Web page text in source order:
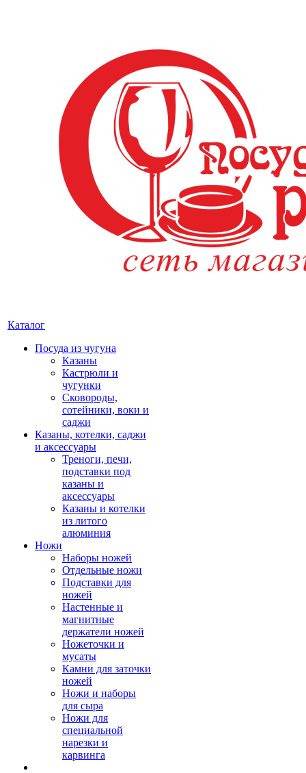
Каталог
Посуда из чугуна
Казаны
Кастрюли и
чугунки
Сковороды,
сотейники, воки и
саджи
Казаны, котелки, саджи
и аксессуары
Треноги, печи,
подставки под
казаны и
аксессуары
Казаны и котелки
из литого
алюминия
Ножи
Наборы ножей
Отдельные ножи
Подставки для
ножей
Настенные и
магнитные
держатели ножей
Ножеточки и
мусаты
Камни для заточки
ножей
Ножи и наборы
для сыра
Ножи для
специальной
нарезки и
карвинга